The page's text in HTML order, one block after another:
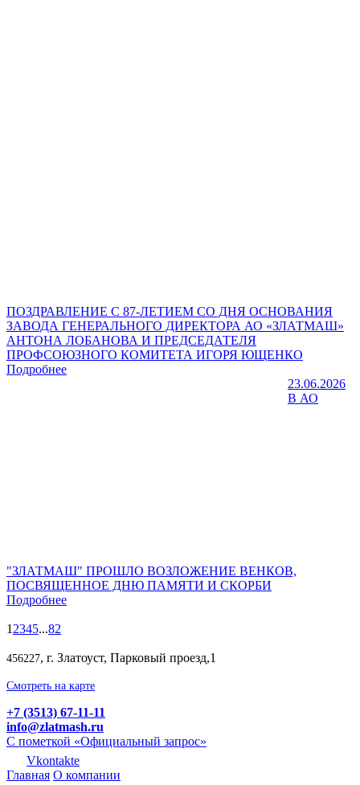
ПОЗДРАВЛЕНИЕ С 87-ЛЕТИЕМ СО ДНЯ ОСНОВАНИЯ
ЗАВОДА ГЕНЕРАЛЬНОГО ДИРЕКТОРА АО «ЗЛАТМАШ»
АНТОНА ЛОБАНОВА И ПРЕДСЕДАТЕЛЯ
ПРОФСОЮЗНОГО КОМИТЕТА ИГОРЯ ЮЩЕНКО
Подробнее
23.06.2026
В АО
"ЗЛАТМАШ" ПРОШЛО ВОЗЛОЖЕНИЕ ВЕНКОВ,
ПОСВЯЩЕННОЕ ДНЮ ПАМЯТИ И СКОРБИ
Подробнее
1 2345...82
456227, г. Златоуст, Парковый проезд,1
Смотреть на карте
+7 (3513) 67-11-11
info@zlatmash.ru
С пометкой «Официальный запрос»
Vkontakte
Главная О компании